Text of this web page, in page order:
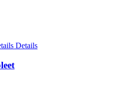
Details